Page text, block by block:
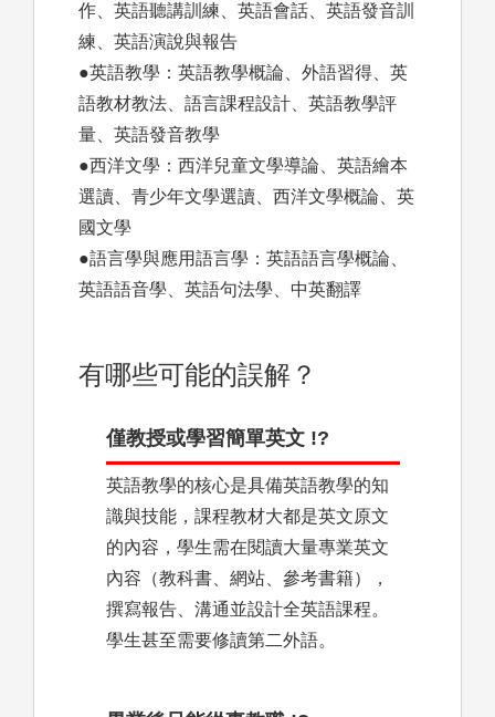
作、英語聽講訓練、英語會話、英語發音訓
練、英語演說與報告
●英語教學：英語教學概論、外語習得、英
語教材教法、語言課程設計、英語教學評
量、英語發音教學
●西洋文學：西洋兒童文學導論、英語繪本
選讀、青少年文學選讀、西洋文學概論、英
國文學
●語言學與應用語言學：英語語言學概論、
英語語音學、英語句法學、中英翻譯
有哪些可能的誤解？
僅教授或學習簡單英文 !?
英語教學的核心是具備英語教學的知
識與技能，課程教材大都是英文原文
的內容，學生需在閱讀大量專業英文
內容（教科書、網站、參考書籍），
撰寫報告、溝通並設計全英語課程。
學生甚至需要修讀第二外語。